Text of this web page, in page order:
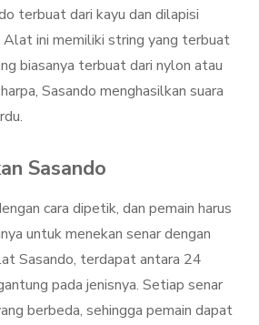
terbuat dari kayu dan dilapisi
ini memiliki string yang terbuat
biasanya terbuat dari nylon atau
Sasando menghasilkan suara
Sasando
cara dipetik, dan pemain harus
untuk menekan senar dengan
Sasando, terdapat antara 24
pada jenisnya. Setiap senar
berbeda, sehingga pemain dapat